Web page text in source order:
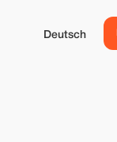
Deutsch